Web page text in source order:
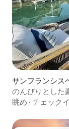
サンフランシス
のんびりとした
眺め · チェック